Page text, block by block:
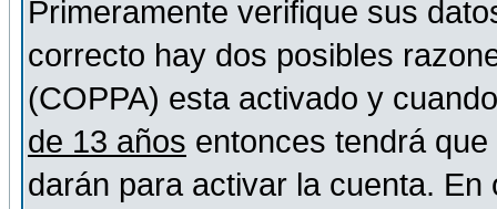
Primeramente verifique sus
correcto hay dos posibles
(COPPA) esta activado y
de 13 años entonces tendrá
darán para activar la cuenta.